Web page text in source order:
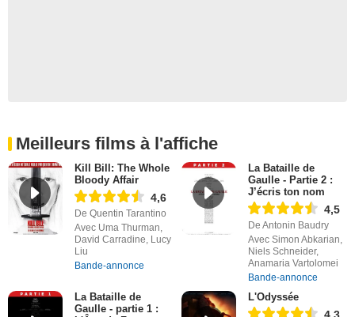
Meilleurs films à l'affiche
Kill Bill: The Whole
Bloody Affair
4,6
De Quentin Tarantino
Avec Uma Thurman,
David Carradine, Lucy
Liu
Bande-annonce
La Bataille de
Gaulle - Partie 2 :
J’écris ton nom
4,5
De Antonin Baudry
Avec Simon Abkarian,
Niels Schneider,
Anamaria Vartolomei
Bande-annonce
La Bataille de
Gaulle - partie 1 :
L'Odyssée